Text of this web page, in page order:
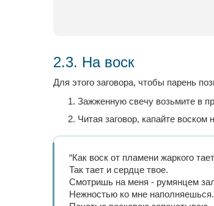
2.3. На воск
Для этого заговора, чтобы парень
Зажженную свечу возьмите в
Читая заговор, капайте воском
“Как воск от пламени жаркого
Так тает и сердце твое.
Смотришь на меня - румянцем
Нежностью ко мне наполняешься.